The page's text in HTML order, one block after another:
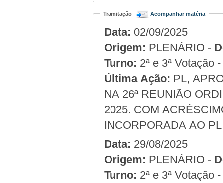
Tramitação Acompanhar matéria
Data: 02/09/2025
Origem:
PLENÁRIO -
Turno:
2ª e 3ª Votação -
Última Ação: PL,
NA 26ª REUNIÃO
2025. COM
INCORPORADA AO
Data: 29/08/2025
Origem:
PLENÁRIO -
Turno:
2ª e 3ª Votação -